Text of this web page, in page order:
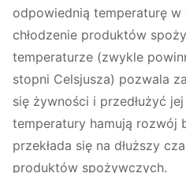
odpowiednią temperaturę
chłodzenie produktów
temperaturze (zwykle
stopni Celsjusza) pozwala
się żywności i przedłużyć
temperatury hamują rozwój
przekłada się na dłuższy
produktów spożywczych.